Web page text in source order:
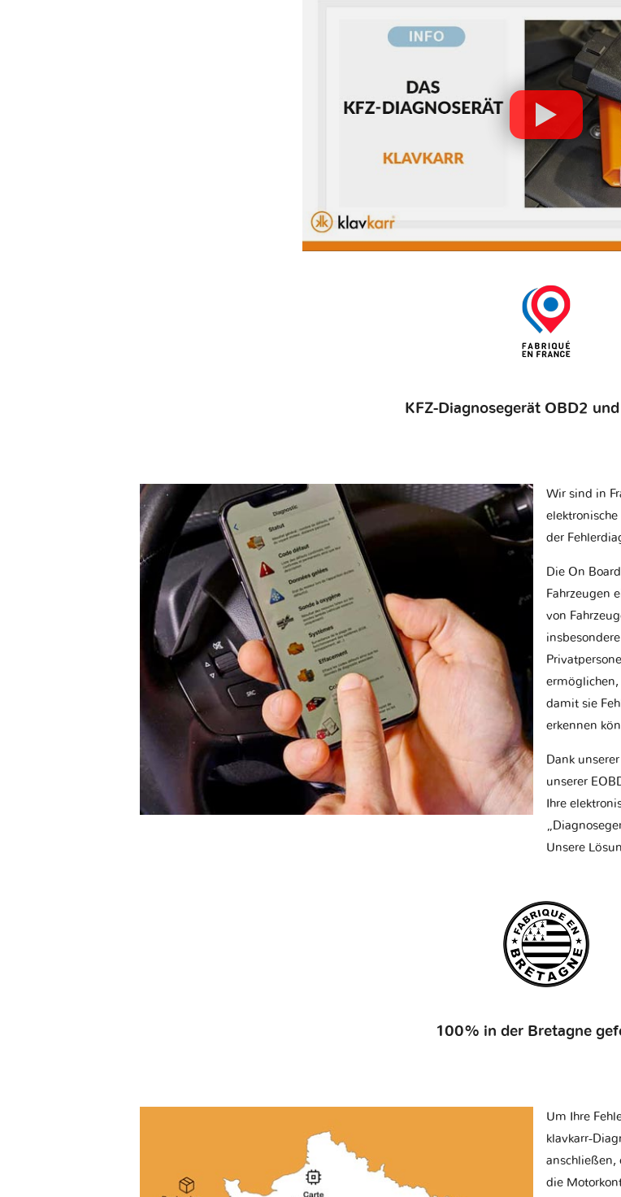
KFZ-Diagnosegerät OBD2
Wir sind in
der
Die On
Fahrzeugen
von
ermöglichen,
damit sie
erkennen
Dank
unserer
Ihre
Unsere
100% in der Bretagne
Um Ihre
klavkarr-
anschließen,
die